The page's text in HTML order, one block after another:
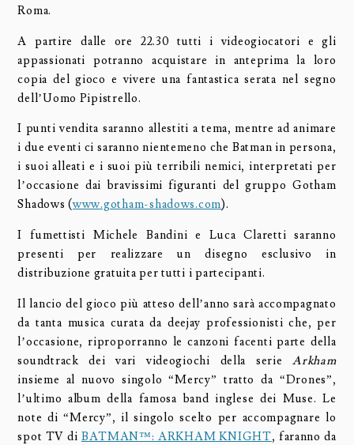
Roma.
A partire dalle ore 22.30 tutti i videogiocatori e gli
appassionati potranno acquistare in anteprima la loro
copia del gioco e vivere una fantastica serata nel segno
dell’Uomo Pipistrello.
I punti vendita saranno allestiti a tema, mentre ad animare
i due eventi ci saranno nientemeno che Batman in persona,
i suoi alleati e i suoi più terribili nemici, interpretati per
l’occasione dai bravissimi figuranti del gruppo Gotham
Shadows (www.gotham-shadows.com).
I fumettisti Michele Bandini e Luca Claretti saranno
presenti per realizzare un disegno esclusivo in
distribuzione gratuita per tutti i partecipanti.
Il lancio del gioco più atteso dell’anno sarà accompagnato
da tanta musica curata da deejay professionisti che, per
l’occasione, riproporranno le canzoni facenti parte della
soundtrack dei vari videogiochi della serieArkham
insieme al nuovo singolo “Mercy” tratto da “Drones”,
l’ultimo album della famosa band inglese dei Muse. Le
note di “Mercy”, il singolo scelto per accompagnare lo
spot TV di BATMAN™: ARKHAM KNIGHT, faranno da